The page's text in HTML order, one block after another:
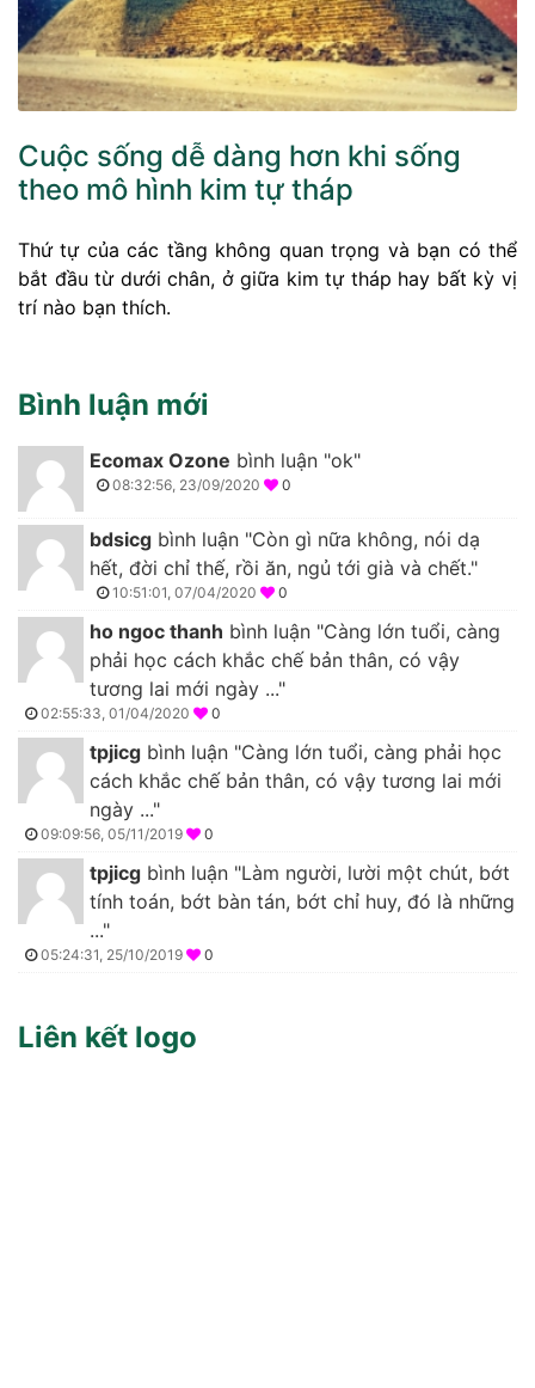
Cuộc sống dễ dàng hơn khi sống
theo mô hình kim tự tháp
Thứ tự của các tầng không quan trọng và bạn có thể
bắt đầu từ dưới chân, ở giữa kim tự tháp hay bất kỳ vị
trí nào bạn thích.
Bình luận mới
Ecomax Ozone bình luận "ok"
08:32:56, 23/09/2020 0
bdsicg bình luận "Còn gì nữa không, nói dạ
hết, đời chỉ thế, rồi ăn, ngủ tới già và chết."
10:51:01, 07/04/2020 0
ho ngoc thanh bình luận "Càng lớn tuổi, càng
phải học cách khắc chế bản thân, có vậy
tương lai mới ngày ..."
02:55:33, 01/04/2020 0
tpjicg bình luận "Càng lớn tuổi, càng phải học
cách khắc chế bản thân, có vậy tương lai mới
ngày ..."
09:09:56, 05/11/2019 0
tpjicg bình luận "Làm người, lười một chút, bớt
tính toán, bớt bàn tán, bớt chỉ huy, đó là những
..."
05:24:31, 25/10/2019 0
Liên kết logo